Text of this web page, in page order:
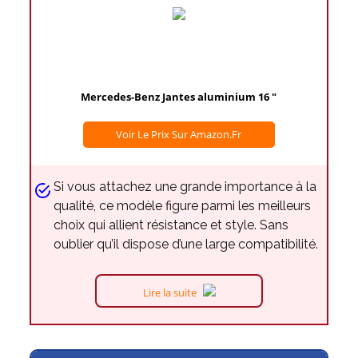
Mercedes-Benz Jantes aluminium 16 "
Voir Le Prix Sur Amazon.fr
Si vous attachez une grande importance à la
qualité, ce modèle figure parmi les meilleurs
choix qui allient résistance et style. Sans
oublier qu’il dispose d’une large compatibilité.
Lire la suite